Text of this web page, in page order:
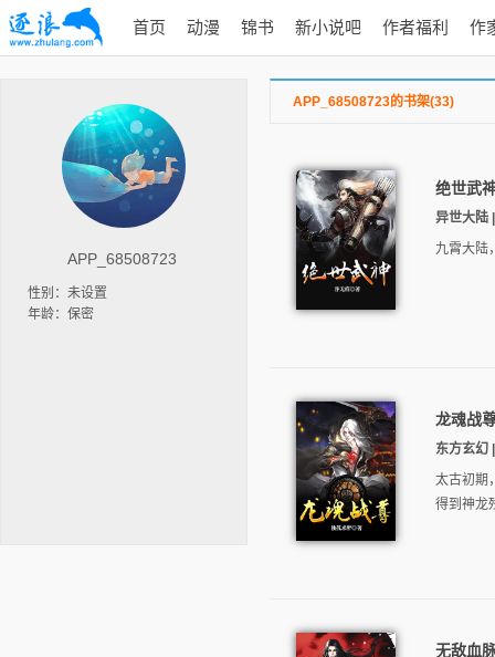
首页 动漫 锦书 新小说吧 作者福利 作
APP_68508723
性别：未设置
年龄：保密
APP_68508723的书架(33)
绝世武
异世大陆
九霄大陆
龙魂战
东方玄幻
太古初期
得到神龙
无敌血